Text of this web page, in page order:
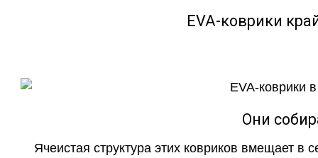
EVA-коврики
Они
Ячеистая структура этих ковриков вмещает в